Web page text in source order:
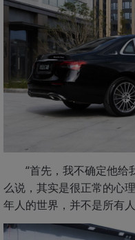
“首先，我不确定他给
么说，其实是很正常的心
年人的世界，并不是所有